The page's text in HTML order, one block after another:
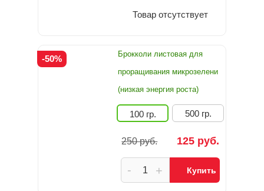
Товар отсутствует
Брокколи листовая для
проращивания микрозелени
(низкая энергия роста)
-50%
100 гр. 500 гр.
250 руб. 125 руб.
+
- Купить